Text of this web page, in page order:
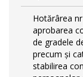
Hotărârea
aprobarea
de gradele
precum și
stabilirea